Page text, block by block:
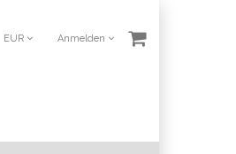
EUR Anmelden